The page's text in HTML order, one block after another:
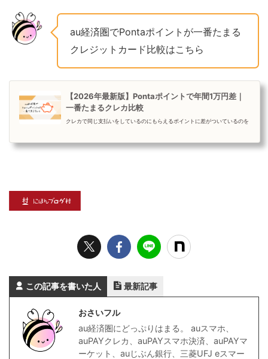
au経済圏でPontaポイントが一番たまる
クレジットカード比較はこちら
【2026年最新版】Pontaポイントで年間1万円差｜
一番たまるクレカ比較
クレカで同じ支払いをしているのにもらえるポイントに差がついているのを
スがもらえるものも！...
この記事を書いた人 最新記事
おさいフル
au経済圏にどっぷりはまる。 auスマホ、
auPAYクレカ、auPAYスマホ決済、auPAYマ
ーケット、auじぶん銀行、三菱UFJ eスマー